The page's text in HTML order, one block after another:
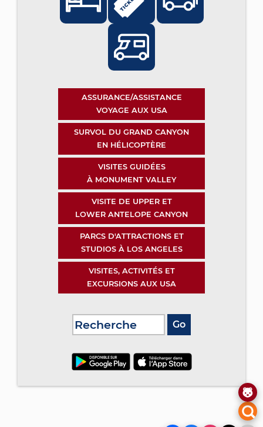
ASSURANCE/ASSISTANCE
VOYAGE AUX USA
SURVOL DU GRAND CANYON
EN HÉLICOPTÈRE
VISITES GUIDÉES
À MONUMENT VALLEY
VISITE DE UPPER ET
LOWER ANTELOPE CANYON
PARCS D'ATTRACTIONS ET
STUDIOS À LOS ANGELES
VISITES, ACTIVITÉS ET
EXCURSIONS AUX USA